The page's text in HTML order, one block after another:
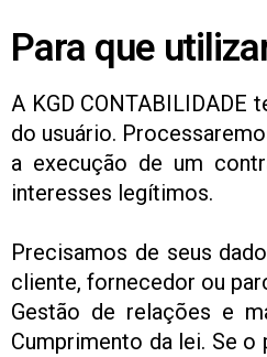
Para que
A KGD
do usuário.
a execução de um
interesses legítimos.
Precisamos de seus
cliente, fornecedor ou
Gestão de relações e
Cumprimento da lei. Se